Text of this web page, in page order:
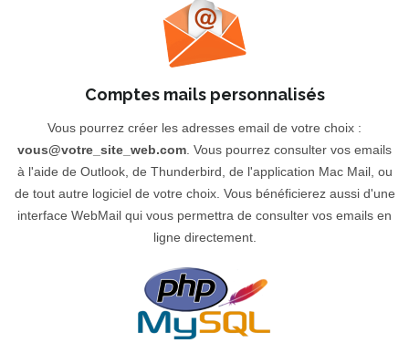
Comptes mails personnalisés
Vous pourrez créer les adresses email de votre choix :
vous@votre_site_web.com . Vous pourrez consulter vos emails
à l'aide de Outlook, de Thunderbird, de l'application Mac Mail, ou
de tout autre logiciel de votre choix. Vous bénéficierez aussi d'une
interface WebMail qui vous permettra de consulter vos emails en
ligne directement.